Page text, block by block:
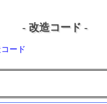
- 改造コード -
ード